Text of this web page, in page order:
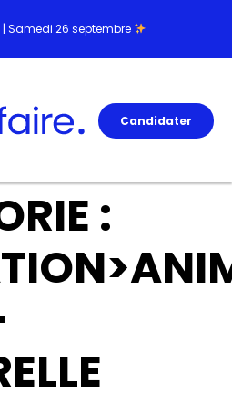
| Samedi 26 septembre
Candidater
: